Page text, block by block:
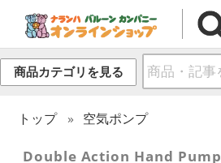
商品カテゴリを見る
トップ 空気ポンプ
Double Action Hand Pump